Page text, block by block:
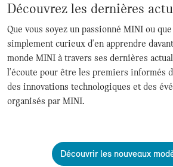
Découvrez les dernières
Que vous soyez un passionné MINI ou
simplement curieux d'en apprendre
monde MINI à travers ses dernières
l'écoute pour être les premiers informés
des innovations technologiques et des
organisés par MINI.
Découvrir les nouveaux